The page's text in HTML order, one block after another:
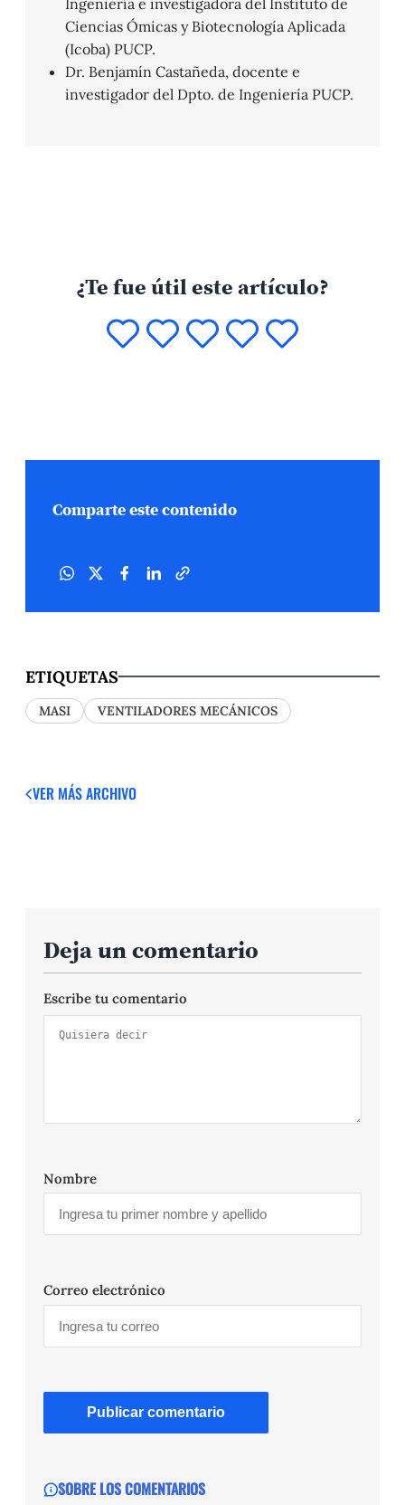
Ingeniería e investigadora del Instituto de
Ciencias Ómicas y Biotecnología Aplicada
(Icoba) PUCP.
Dr. Benjamín Castañeda, docente e
investigador del Dpto. de Ingeniería PUCP.
¿Te fue útil este artículo?
Comparte este contenido
ETIQUETAS
MASI VENTILADORES MECÁNICOS
VER MÁSARCHIVO
Deja un comentario
Escribe tu comentario
Nombre
Correo electrónico
SOBRE LOS COMENTARIOS